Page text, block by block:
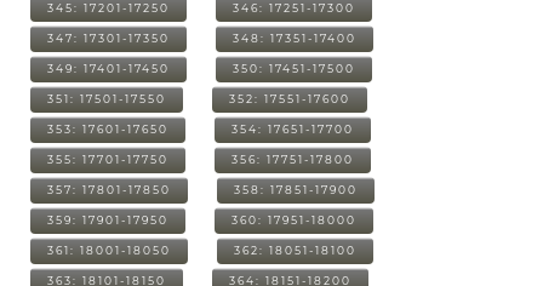
345: 17201-17250 346: 17251-17300
347: 17301-17350 348: 17351-17400
349: 17401-17450 350: 17451-17500
351: 17501-17550 352: 17551-17600
353: 17601-17650 354: 17651-17700
355: 17701-17750 356: 17751-17800
357: 17801-17850 358: 17851-17900
359: 17901-17950 360: 17951-18000
361: 18001-18050 362: 18051-18100
363: 18101-18150 364: 18151-18200